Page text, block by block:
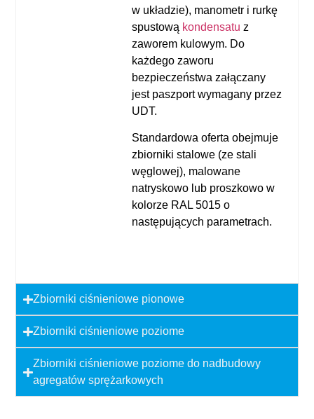
w układzie), manometr i rurkę
spustową kondensatu z
zaworem kulowym. Do
każdego zaworu
bezpieczeństwa załączany
jest paszport wymagany przez
UDT.
Standardowa oferta obejmuje
zbiorniki stalowe (ze stali
węglowej), malowane
natryskowo lub proszkowo w
kolorze RAL 5015 o
następujących parametrach.
Zbiorniki ciśnieniowe pionowe
Zbiorniki ciśnieniowe poziome
Zbiorniki ciśnieniowe poziome do nadbudowy
agregatów sprężarkowych